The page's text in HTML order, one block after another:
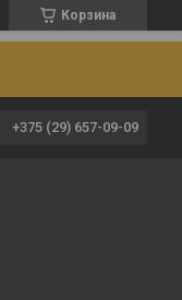
Корзина
+375 (29) 657-09-09